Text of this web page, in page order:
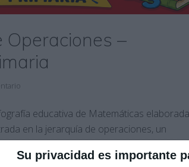
Su privacidad es importante
Operaciones –
educativa de Matemáticas
en la jerarquía de operaciones, un
y los primeros cursos de ESO. Este
en el que deben resolverse las